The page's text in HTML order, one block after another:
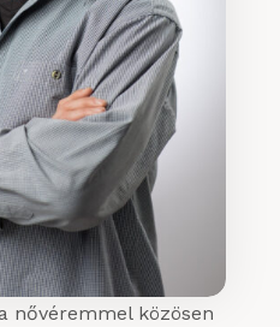
nővéremmel közösen